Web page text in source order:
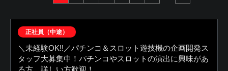
正社員（中途）
＼未経験OK!!／パチンコ＆スロット遊技機の企画開発ス
タッフ大募集中！パチンコやスロットの演出に興味があ
る方、詳しい方歓迎！